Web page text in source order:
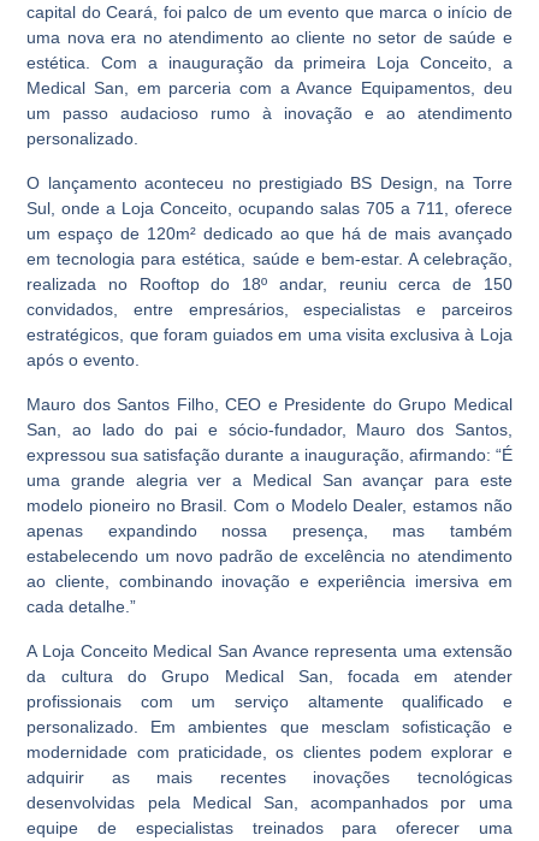
capital do Ceará, foi palco de um evento que marca o início de
uma nova era no atendimento ao cliente no setor de saúde e
estética. Com a inauguração da primeira Loja Conceito, a
Medical San, em parceria com a Avance Equipamentos, deu
um passo audacioso rumo à inovação e ao atendimento
personalizado.
O lançamento aconteceu no prestigiado BS Design, na Torre
Sul, onde a Loja Conceito, ocupando salas 705 a 711, oferece
um espaço de 120m² dedicado ao que há de mais avançado
em tecnologia para estética, saúde e bem-estar. A celebração,
realizada no Rooftop do 18º andar, reuniu cerca de 150
convidados, entre empresários, especialistas e parceiros
estratégicos, que foram guiados em uma visita exclusiva à Loja
após o evento.
Mauro dos Santos Filho, CEO e Presidente do Grupo Medical
San, ao lado do pai e sócio-fundador, Mauro dos Santos,
expressou sua satisfação durante a inauguração, afirmando: “É
uma grande alegria ver a Medical San avançar para este
modelo pioneiro no Brasil. Com o Modelo Dealer, estamos não
apenas expandindo nossa presença, mas também
estabelecendo um novo padrão de excelência no atendimento
ao cliente, combinando inovação e experiência imersiva em
cada detalhe.”
A Loja Conceito Medical San Avance representa uma extensão
da cultura do Grupo Medical San, focada em atender
profissionais com um serviço altamente qualificado e
personalizado. Em ambientes que mesclam sofisticação e
modernidade com praticidade, os clientes podem explorar e
adquirir as mais recentes inovações tecnológicas
desenvolvidas pela Medical San, acompanhados por uma
equipe de especialistas treinados para oferecer uma